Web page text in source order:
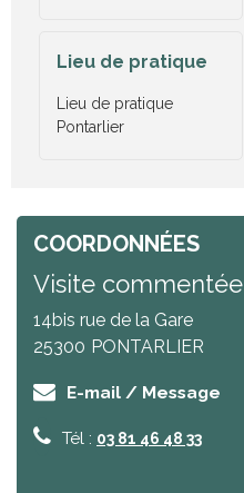
Lieu de pratique
Lieu de pratique
Pontarlier
COORDONNÉES
Visite
14bis rue de la Gare
25300 PONTARLIER
E-mail / Message
Tél : 03 81 46 48 33